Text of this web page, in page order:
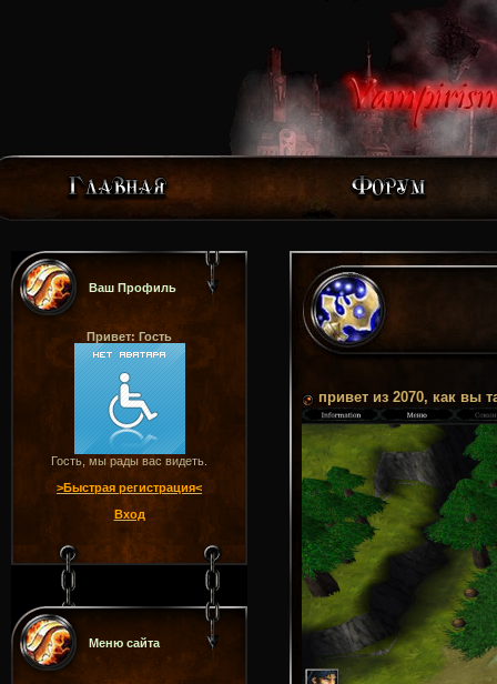
Ваш Профиль
Привет: Гость
Гость, мы рады вас видеть.
>Быстрая регистрация<
Вход
Меню сайта
привет из 2070, как вы